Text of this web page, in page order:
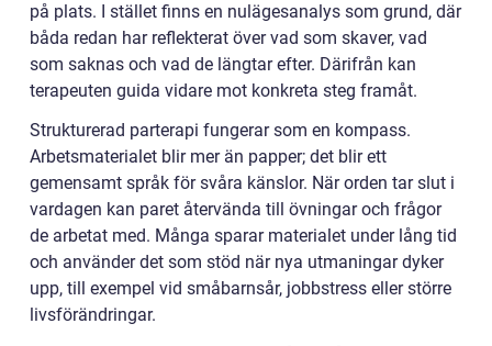
på plats. I stället finns en nulägesanalys som grund, där
båda redan har reflekterat över vad som skaver, vad
som saknas och vad de längtar efter. Därifrån kan
terapeuten guida vidare mot konkreta steg framåt.
Strukturerad parterapi fungerar som en kompass.
Arbetsmaterialet blir mer än papper; det blir ett
gemensamt språk för svåra känslor. När orden tar slut i
vardagen kan paret återvända till övningar och frågor
de arbetat med. Många sparar materialet under lång tid
och använder det som stöd när nya utmaningar dyker
upp, till exempel vid småbarnsår, jobbstress eller större
livsförändringar.